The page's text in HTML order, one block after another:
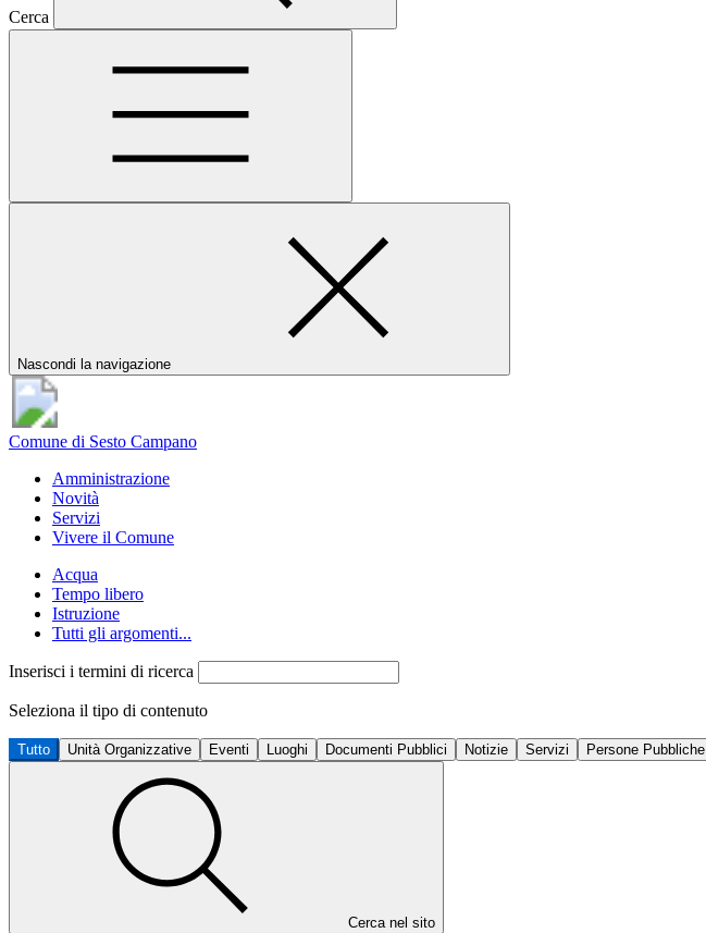
Cerca
Nascondi la navigazione
Comune di Sesto Campano
Amministrazione
Novità
Servizi
Vivere il Comune
Acqua
Tempo libero
Istruzione
Tutti gli argomenti...
Inserisci i termini di ricerca
Seleziona il tipo di contenuto
Tutto Unità Organizzative Eventi Luoghi Documenti Pubblici Notizie Servizi Persone Pubbliche
Cerca nel sito